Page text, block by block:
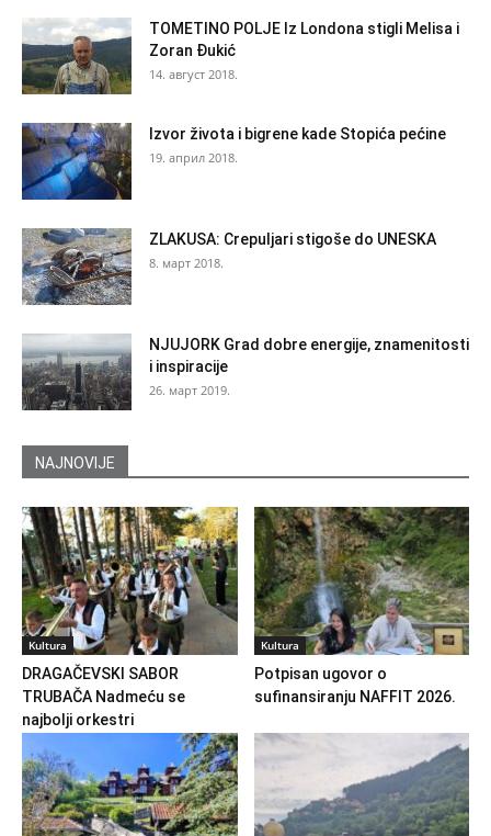
TOMETINO POLJE Iz Londona stigli Melisa i
Zoran Đukić
14. август 2018.
Izvor života i bigrene kade Stopića pećine
19. април 2018.
ZLAKUSA: Crepuljari stigoše do UNESKA
8. март 2018.
NJUJORK Grad dobre energije, znamenitosti
i inspiracije
26. март 2019.
NAJNOVIJE
Kultura
DRAGAČEVSKI SABOR
TRUBAČA Nadmeću se
najbolji orkestri
Kultura
Potpisan ugovor o
sufinansiranju NAFFIT 2026.